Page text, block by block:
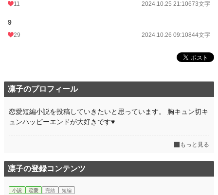
11 2024.10.25 21:10673文字
9
29 2024.10.26 09:10844文字
凛子のプロフィール
恋愛短編小説を投稿していきたいと思っています。 胸キュン切キ
ュンハッピーエンドが大好きです♥️
もっと見る
凛子の登録コンテンツ
小説 恋愛 完結 短編